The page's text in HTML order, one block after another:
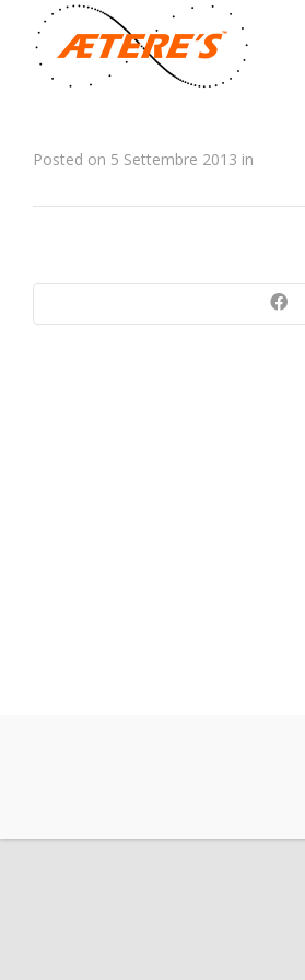
Posted on 5 Settembre 2013 in